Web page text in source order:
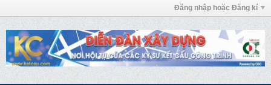
Đăng nhập hoặc Đăng kí